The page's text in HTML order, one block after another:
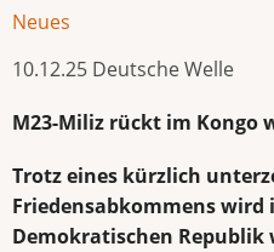
Neues
10.12.25 Deutsche Welle
M23-Miliz rückt im Kongo
Trotz eines kürzlich
Friedensabkommens wird
Demokratischen Republik